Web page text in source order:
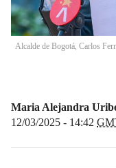
Alcalde de Bogotá, Carlos
Maria Alejandra
12/03/2025 - 14:42